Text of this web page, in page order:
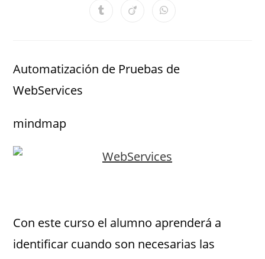
Automatización de Pruebas de
WebServices
mindmap
Con este curso el alumno aprenderá a
identificar cuando son necesarias las